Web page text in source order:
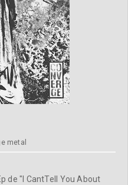
metal
de "I CantTell You About